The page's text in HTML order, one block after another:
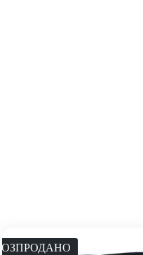
РОЗПРОДАНО